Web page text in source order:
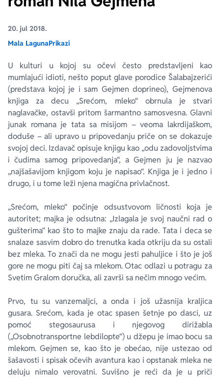
20. jul 2018.
Mala LagunaPrikazi
U kulturi u kojoj su očevi često predstavljeni kao
mumlajući idioti, nešto poput glave porodice Šalabajzerići
(predstava kojoj je i sam Gejmen doprineo), Gejmenova
knjiga za decu „Srećom, mleko“ obrnula je stvari
naglavačke, ostavši pritom šarmantno samosvesna. Glavni
junak romana je tata sa misijom – veoma lakrdijaškom,
doduše – ali upravo u pripovedanju priče on se dokazuje
svojoj deci. Izdavač opisuje knjigu kao „odu zadovoljstvima
i čudima samog pripovedanja“, a Gejmen ju je nazvao
„najšašavijom knjigom koju je napisao“. Knjiga je i jedno i
drugo, i u tome leži njena magična privlačnost.
„Srećom, mleko“ počinje odsustvovom ličnosti koja je
autoritet; majka je odsutna: „Izlagala je svoj naučni rad o
gušterima“ kao što to majke znaju da rade. Tata i deca se
snalaze sasvim dobro do trenutka kada otkriju da su ostali
bez mleka. To znači da ne mogu jesti pahuljice i što je još
gore ne mogu piti čaj sa mlekom. Otac odlazi u potragu za
Svetim Gralom doručka, ali završi sa nečim mnogo većim.
Prvo, tu su vanzemaljci, a onda i još užasnija kraljica
gusara. Srećom, kada je otac spasen šetnje po dasci, uz
pomoć stegosaurusa i njegovog dirižabla
(„Osobnotransportne lebdilopte“) u džepu je imao bocu sa
mlekom. Gejmen se, kao što je obećao, nije ustezao od
šašavosti i spisak očevih avantura kao i opstanak mleka ne
deluju nimalo verovatni. Suvišno je reći da je u priči
Ekranizovane knjige
E-knjige
Autori
Poezija
Biografija
Bojan Ljubenović
Milica Jakovljević Mir-Jam
Peter Handke
Elif Šafak